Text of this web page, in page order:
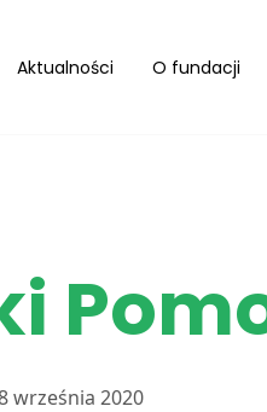
Aktualności O fundacji
września 2020